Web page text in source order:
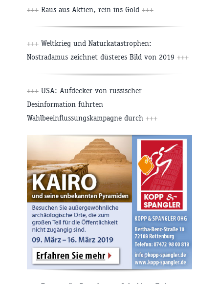
+++ Raus aus Aktien, rein ins Gold +++
+++ Weltkrieg und Naturkatastrophen:
Nostradamus zeichnet düsteres Bild von 2019 +++
+++ USA: Aufdecker von russischer
Desinformation führten
Wahlbeeinflussungskampagne durch +++